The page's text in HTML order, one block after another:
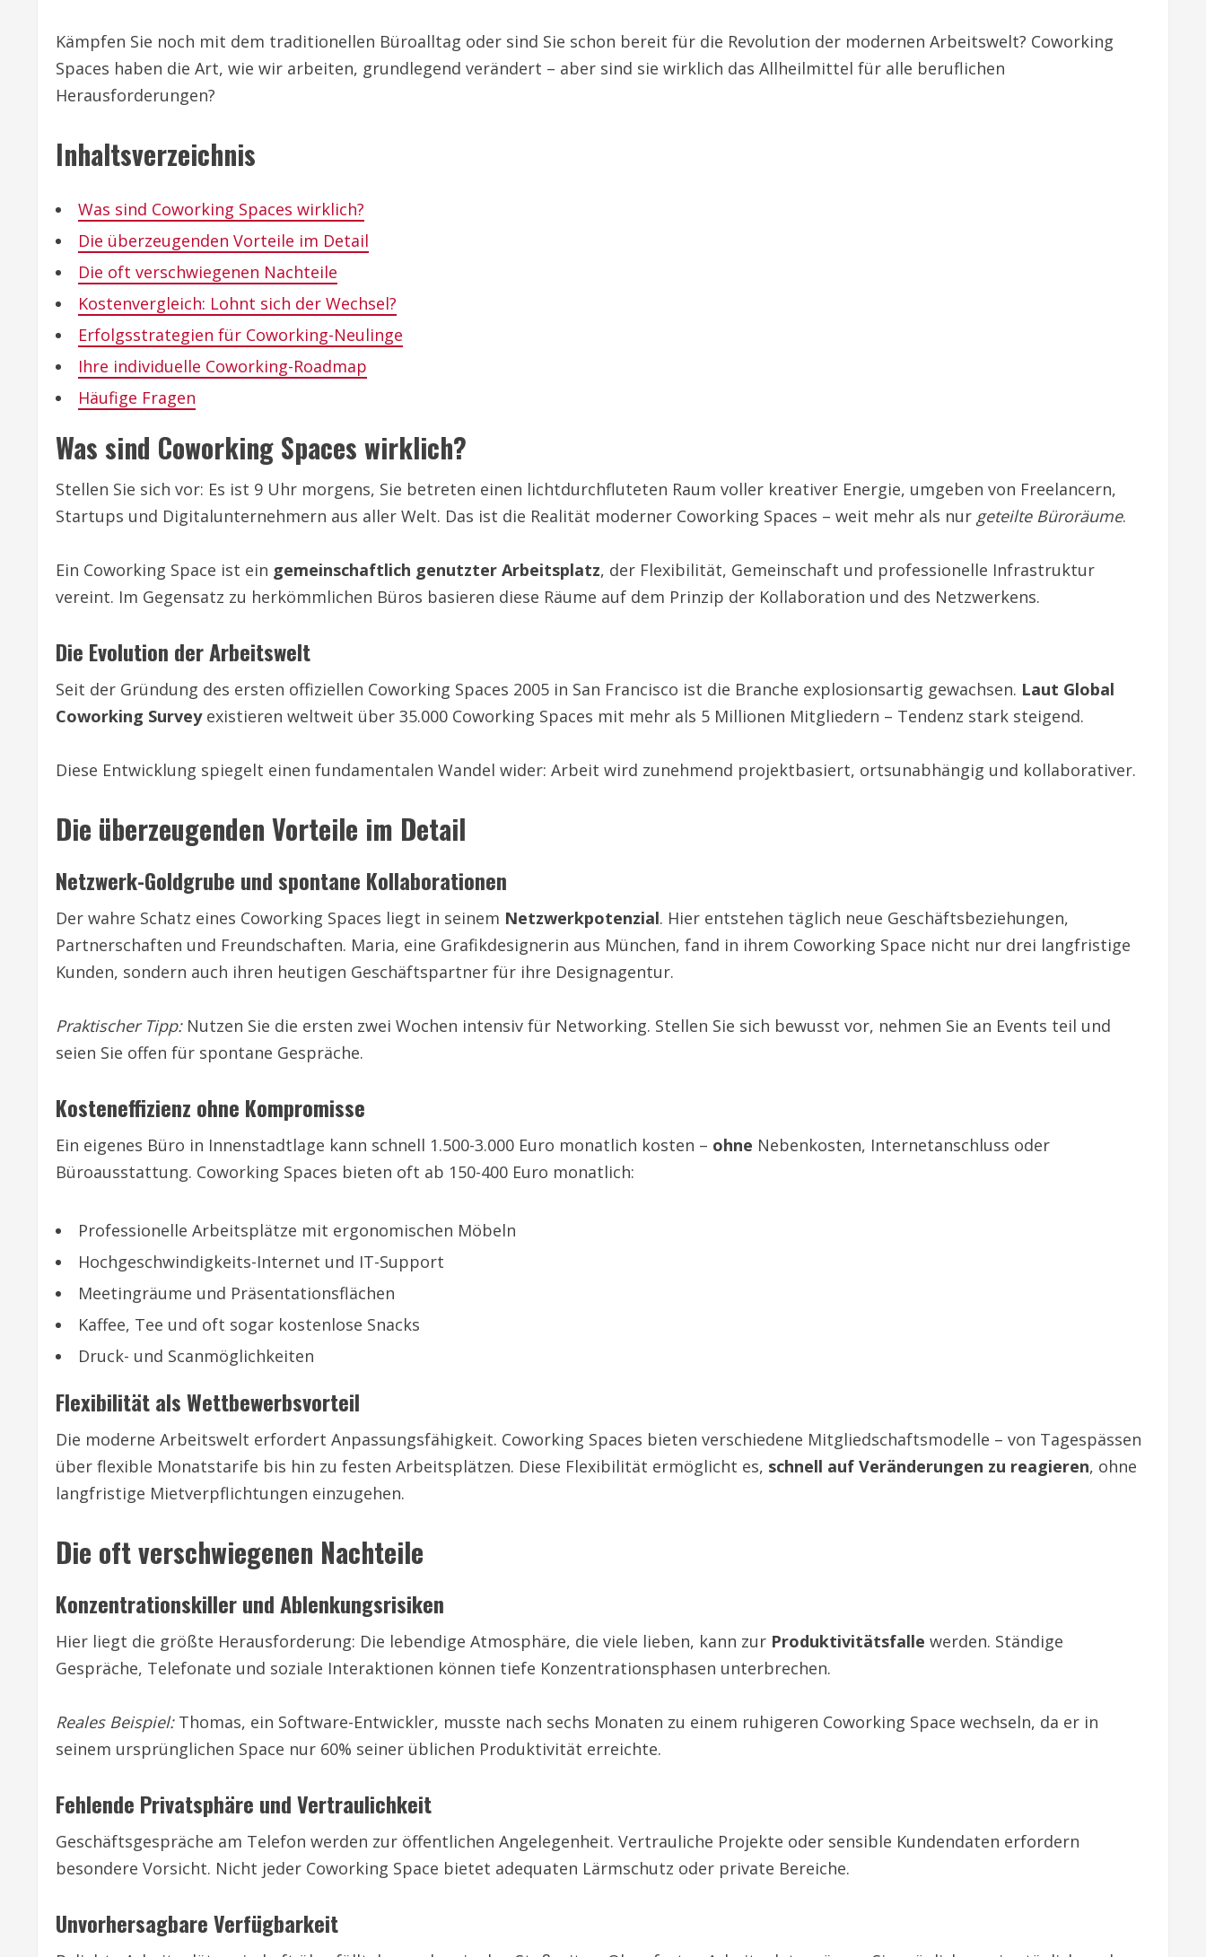
Kämpfen Sie noch mit dem traditionellen Büroalltag oder sind Sie schon bereit für die Revolution der modernen Arbeitswelt? Coworking
Spaces haben die Art, wie wir arbeiten, grundlegend verändert – aber sind sie wirklich das Allheilmittel für alle beruflichen
Herausforderungen?
Inhaltsverzeichnis
Was sind Coworking Spaces wirklich?
Die überzeugenden Vorteile im Detail
Die oft verschwiegenen Nachteile
Kostenvergleich: Lohnt sich der Wechsel?
Erfolgsstrategien für Coworking-Neulinge
Ihre individuelle Coworking-Roadmap
Häufige Fragen
Was sind Coworking Spaces wirklich?
Stellen Sie sich vor: Es ist 9 Uhr morgens, Sie betreten einen lichtdurchfluteten Raum voller kreativer Energie, umgeben von Freelancern,
Startups und Digitalunternehmern aus aller Welt. Das ist die Realität moderner Coworking Spaces – weit mehr als nur geteilte Büroräume.
Ein Coworking Space ist ein gemeinschaftlich genutzter Arbeitsplatz, der Flexibilität, Gemeinschaft und professionelle Infrastruktur
vereint. Im Gegensatz zu herkömmlichen Büros basieren diese Räume auf dem Prinzip der Kollaboration und des Netzwerkens.
Die Evolution der Arbeitswelt
Seit der Gründung des ersten offiziellen Coworking Spaces 2005 in San Francisco ist die Branche explosionsartig gewachsen. Laut Global
Coworking Surveyexistieren weltweit über 35.000 Coworking Spaces mit mehr als 5 Millionen Mitgliedern – Tendenz stark steigend.
Diese Entwicklung spiegelt einen fundamentalen Wandel wider: Arbeit wird zunehmend projektbasiert, ortsunabhängig und kollaborativer.
Die überzeugenden Vorteile im Detail
Netzwerk-Goldgrube und spontane Kollaborationen
Der wahre Schatz eines Coworking Spaces liegt in seinem Netzwerkpotenzial. Hier entstehen täglich neue Geschäftsbeziehungen,
Partnerschaften und Freundschaften. Maria, eine Grafikdesignerin aus München, fand in ihrem Coworking Space nicht nur drei langfristige
Kunden, sondern auch ihren heutigen Geschäftspartner für ihre Designagentur.
Praktischer Tipp:Nutzen Sie die ersten zwei Wochen intensiv für Networking. Stellen Sie sich bewusst vor, nehmen Sie an Events teil und
seien Sie offen für spontane Gespräche.
Kosteneffizienz ohne Kompromisse
Ein eigenes Büro in Innenstadtlage kann schnell 1.500-3.000 Euro monatlich kosten – ohne Nebenkosten, Internetanschluss oder
Büroausstattung. Coworking Spaces bieten oft ab 150-400 Euro monatlich:
Professionelle Arbeitsplätze mit ergonomischen Möbeln
Hochgeschwindigkeits-Internet und IT-Support
Meetingräume und Präsentationsflächen
Kaffee, Tee und oft sogar kostenlose Snacks
Druck- und Scanmöglichkeiten
Flexibilität als Wettbewerbsvorteil
Die moderne Arbeitswelt erfordert Anpassungsfähigkeit. Coworking Spaces bieten verschiedene Mitgliedschaftsmodelle – von Tagespässen
über flexible Monatstarife bis hin zu festen Arbeitsplätzen. Diese Flexibilität ermöglicht es, schnell auf Veränderungen zu reagieren, ohne
langfristige Mietverpflichtungen einzugehen.
Die oft verschwiegenen Nachteile
Konzentrationskiller und Ablenkungsrisiken
Hier liegt die größte Herausforderung: Die lebendige Atmosphäre, die viele lieben, kann zur Produktivitätsfalle werden. Ständige
Gespräche, Telefonate und soziale Interaktionen können tiefe Konzentrationsphasen unterbrechen.
Reales Beispiel:Thomas, ein Software-Entwickler, musste nach sechs Monaten zu einem ruhigeren Coworking Space wechseln, da er in
seinem ursprünglichen Space nur 60% seiner üblichen Produktivität erreichte.
Fehlende Privatsphäre und Vertraulichkeit
Geschäftsgespräche am Telefon werden zur öffentlichen Angelegenheit. Vertrauliche Projekte oder sensible Kundendaten erfordern
besondere Vorsicht. Nicht jeder Coworking Space bietet adequaten Lärmschutz oder private Bereiche.
Unvorhersagbare Verfügbarkeit